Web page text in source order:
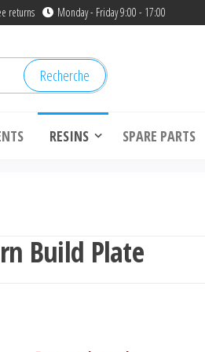
returns Monday - Friday 9:00 - 17:00
Recherche
RESINS SPARE PARTS
Build Plate